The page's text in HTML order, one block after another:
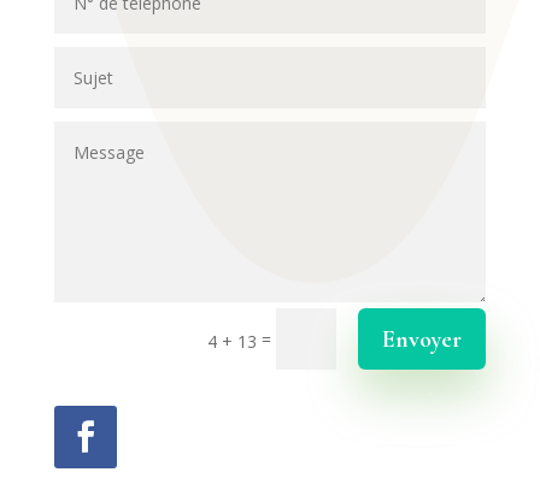
4 + 13 = Envoyer